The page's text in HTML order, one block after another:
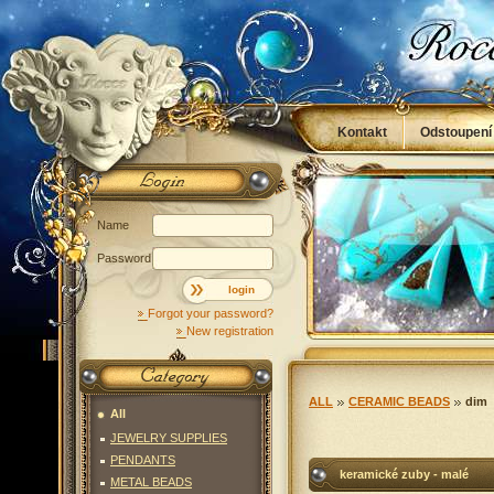
ALL CERAMIC BEADS dim
keramické zuby - malé
All
JEWELRY SUPPLIES
PENDANTS
METAL BEADS
Kontakt
Obchodní podmínky
Name
Password
login
Forgot your password?
New registration